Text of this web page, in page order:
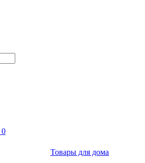
0
Товары для дома